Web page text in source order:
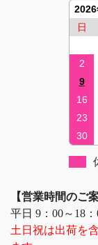
2026
日
2
9
16
23
30
【営業時間のご
平日 9：00～18：
土日祝は出荷を